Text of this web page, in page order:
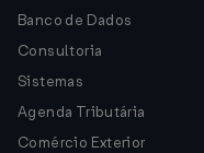
Banco de Dados
Consultoria
Sistemas
Agenda Tributária
Comércio Exterior